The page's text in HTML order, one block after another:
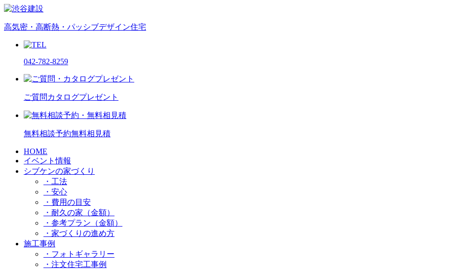
高気密・高断熱・パッシブデザイン住宅
042-782-8259
ご質問 カタログプレゼント
無料相談予約無料相見積
HOME
イベント情報
シブケンの家づくり
・工法
・安心
・費用の目安
・耐久の家（金額）
・参考プラン（金額）
・家づくりの進め方
施工事例
・フォトギャラリー
・注文住宅工事例